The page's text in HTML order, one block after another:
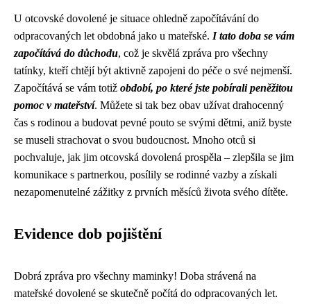
U otcovské dovolené je situace ohledně započítávání do
odpracovaných let obdobná jako u mateřské. I tato doba se vám
započítává do důchodu, což je skvělá zpráva pro všechny
tatínky, kteří chtějí být aktivně zapojeni do péče o své nejmenší.
Započítává se vám totiž období, po které jste pobírali peněžitou
pomoc v mateřství. Můžete si tak bez obav užívat drahocenný
čas s rodinou a budovat pevné pouto se svými dětmi, aniž byste
se museli strachovat o svou budoucnost. Mnoho otců si
pochvaluje, jak jim otcovská dovolená prospěla – zlepšila se jim
komunikace s partnerkou, posílily se rodinné vazby a získali
nezapomenutelné zážitky z prvních měsíců života svého dítěte.
Evidence dob pojištění
Dobrá zpráva pro všechny maminky! Doba strávená na
mateřské dovolené se skutečně počítá do odpracovaných let.